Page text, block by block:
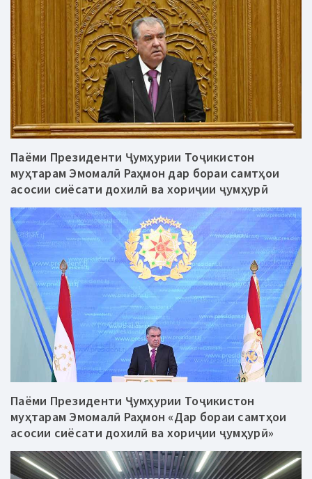
Паёми Президенти Ҷумҳурии Тоҷикистон
муҳтарам Эмомалӣ Раҳмон дар бораи самтҳои
асосии сиёсати дохилӣ ва хориҷии ҷумҳурӣ
Паёми Президенти Ҷумҳурии Тоҷикистон
муҳтарам Эмомалӣ Раҳмон «Дар бораи самтҳои
асосии сиёсати дохилӣ ва хориҷии ҷумҳурӣ»